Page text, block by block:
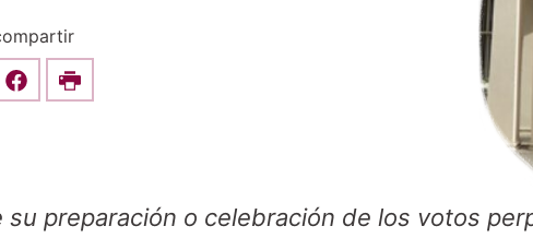
Share this on Facebook
Print
su preparación o celebración de los votos